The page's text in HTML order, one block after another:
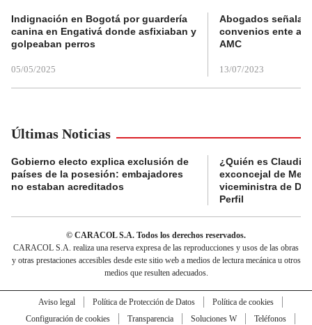
Indignación en Bogotá por guardería
canina en Engativá donde asfixiaban y
golpeaban perros
05/05/2025
Abogados
convenios ente
AMC
13/07/2023
Últimas Noticias
Gobierno electo explica exclusión de
países de la posesión: embajadores
no estaban acreditados
¿Quién es Claudia
exconcejal de
viceministra de
Perfil
© CARACOL S.A. Todos los derechos reservados.
CARACOL S.A. realiza una reserva expresa de las reproducciones y usos de las obras
y otras prestaciones accesibles desde este sitio web a medios de lectura mecánica u otros
medios que resulten adecuados.
Aviso legal Política de Protección de Datos
Política de cookies
Configuración de cookies
Transparencia Soluciones W
Teléfonos